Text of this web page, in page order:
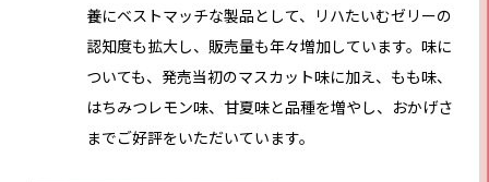
養にベストマッチな製品として、リハたいむゼリーの
認知度も拡大し、販売量も年々増加しています。味に
ついても、発売当初のマスカット味に加え、もも味、
はちみつレモン味、甘夏味と品種を増やし、おかげさ
までご好評をいただいています。